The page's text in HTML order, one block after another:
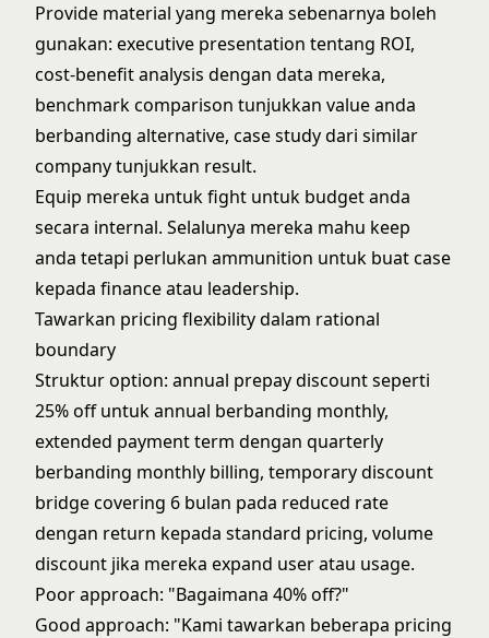
Provide material yang mereka sebenarnya boleh
gunakan: executive presentation tentang ROI,
cost-benefit analysis dengan data mereka,
benchmark comparison tunjukkan value anda
berbanding alternative, case study dari similar
company tunjukkan result.
Equip mereka untuk fight untuk budget anda
secara internal. Selalunya mereka mahu keep
anda tetapi perlukan ammunition untuk buat case
kepada finance atau leadership.
Tawarkan pricing flexibility dalam rational
boundary
Struktur option: annual prepay discount seperti
25% off untuk annual berbanding monthly,
extended payment term dengan quarterly
berbanding monthly billing, temporary discount
bridge covering 6 bulan pada reduced rate
dengan return kepada standard pricing, volume
discount jika mereka expand user atau usage.
Poor approach: "Bagaimana 40% off?"
Good approach: "Kami tawarkan beberapa pricing